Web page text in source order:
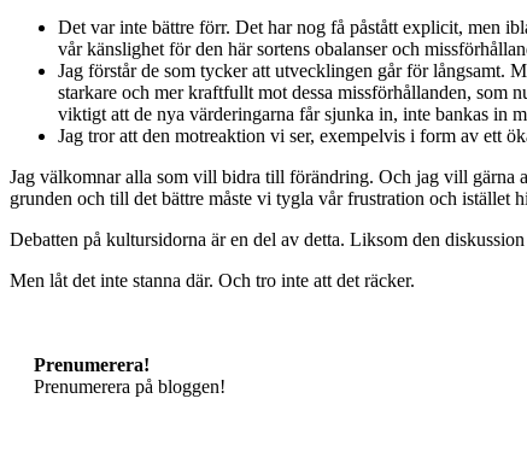
Det var inte bättre förr. Det har nog få påstått explicit, men
vår känslighet för den här sortens obalanser och
Jag förstår de som tycker att utvecklingen går för långsamt.
starkare och mer kraftfullt mot dessa missförhållanden, som
viktigt att de nya värderingarna får sjunka in, inte bankas in
Jag tror att den motreaktion vi ser, exempelvis i form av ett
Jag välkomnar alla som vill bidra till förändring. Och jag vill gärna
grunden och till det bättre måste vi tygla vår frustration och istället
Debatten på kultursidorna är en del av detta. Liksom den
Men låt det inte stanna där. Och tro inte att det räcker.
Prenumerera!
Prenumerera på bloggen!